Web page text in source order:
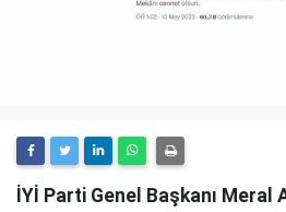
İYİ Parti Genel Başkanı Meral